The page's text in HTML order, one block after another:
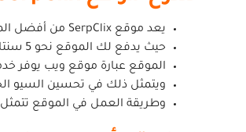
يعد موقع SerpClix من أفضل المواقع التي تتمتع بالمصداقية العالية في الربح من الدفع مقابل النقر.
حيث يدفع لك الموقع نحو 5 سنتات أو أكثر مقابل النقر على مختلف المهام المطلوبة، لهذا فهو فرصة جيدة يمكن لكافة المبتدئين استغلالها للبدء في تحقيق دخل من الانترنت.
الموقع عبارة موقع ويب يوفر
ويتمثل ذلك في تحسين السيو
وطريقة العمل في الموقع